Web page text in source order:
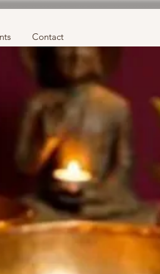
Contact